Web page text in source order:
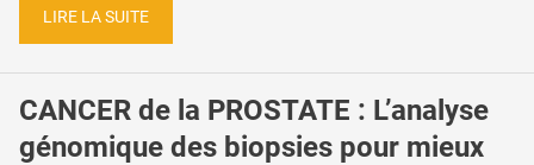
LIRE LA SUITE
CANCER de la PROSTATE : L’analyse
génomique des biopsies pour mieux